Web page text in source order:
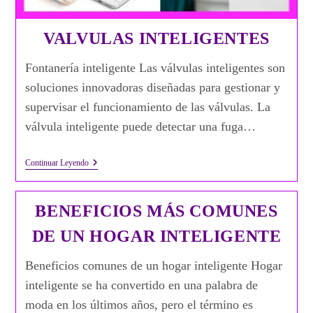
VALVULAS INTELIGENTES
Fontanería inteligente Las válvulas inteligentes son
soluciones innovadoras diseñadas para gestionar y
supervisar el funcionamiento de las válvulas. La
válvula inteligente puede detectar una fuga…
Continuar LeyendoValvulas
Inteligentes
BENEFICIOS MÁS COMUNES
DE UN HOGAR INTELIGENTE
Beneficios comunes de un hogar inteligente Hogar
inteligente se ha convertido en una palabra de
moda en los últimos años, pero el término es